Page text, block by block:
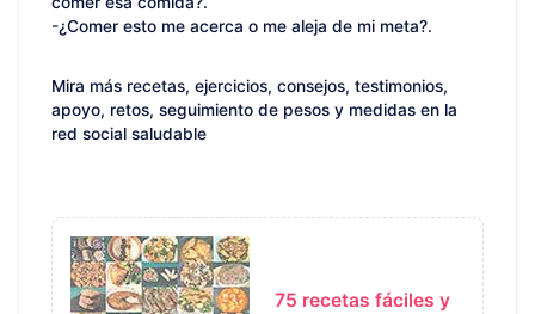
-¿Comer esto me acerca o me aleja de mi meta?.
Mira más recetas, ejercicios, consejos, testimonios,
apoyo, retos, seguimiento de pesos y medidas en la
red social saludable
75 recetas fáciles y